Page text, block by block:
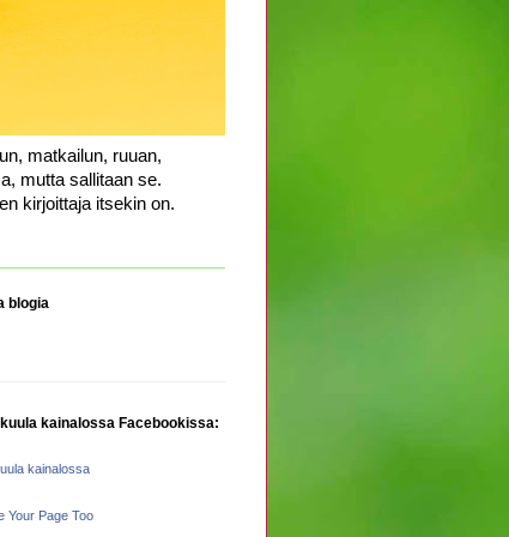
matkailun, ruuan,
mutta sallitaan se.
kirjoittaja itsekin on.
blogia
kainalossa Facebookissa:
kainalossa
Your Page Too